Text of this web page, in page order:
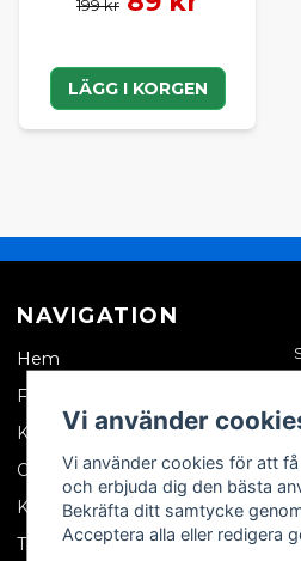
199 kr
LÄGG I KORGEN
NAVIGATION
Hem
Företagskund
Kontakta oss
Om oss
Köpvillkor
Tips & trix
Vi använder
Vi använder cookies för att
och erbjuda dig den bästa
Bekräfta ditt samtycke
Acceptera alla eller redigera